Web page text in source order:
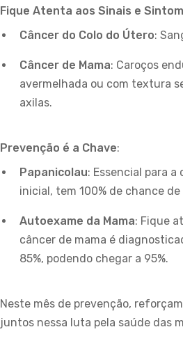
Fique Atenta aos Sinais e
Câncer do Colo do Útero:
Câncer de Mama: Caroços
avermelhada ou com textura
axilas.
Prevenção é a Chave:
Papanicolau: Essencial para
inicial, tem 100% de chance de
Autoexame da Mama: Fique
câncer de mama é
85%, podendo chegar a 95%.
Neste mês de prevenção,
juntos nessa luta pela saúde das